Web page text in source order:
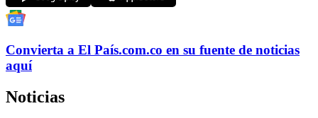
Convierta a El País.com.co en su fuente de noticias
aquí
Noticias